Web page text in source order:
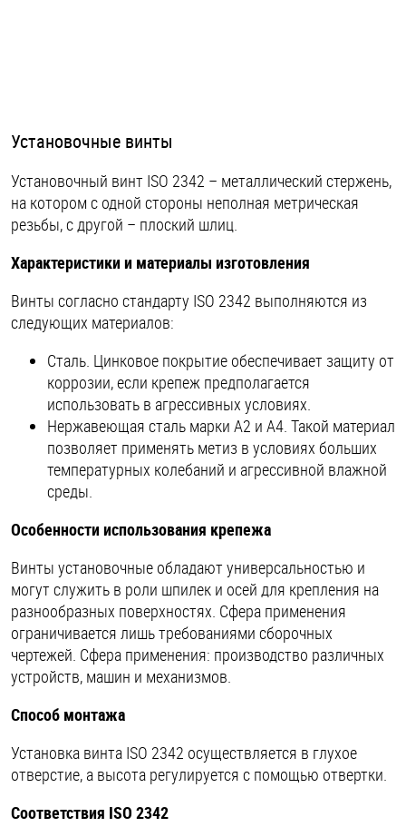
Шпильки
Шплинты
Штифты и пальцы
Установочные винты
Установочный винт ISO 2342 – металлический стержень,
на котором с одной стороны неполная метрическая
резьбы, с другой – плоский шлиц.
Характеристики и материалы изготовления
Винты согласно стандарту ISO 2342 выполняются из
следующих материалов:
Сталь. Цинковое покрытие обеспечивает защиту от
коррозии, если крепеж предполагается
использовать в агрессивных условиях.
Нержавеющая сталь марки А2 и А4. Такой материал
позволяет применять метиз в условиях больших
температурных колебаний и агрессивной влажной
среды.
Особенности использования крепежа
Винты установочные обладают универсальностью и
могут служить в роли шпилек и осей для крепления на
разнообразных поверхностях. Сфера применения
ограничивается лишь требованиями сборочных
чертежей. Сфера применения: производство различных
устройств, машин и механизмов.
Способ монтажа
Установка винта ISO 2342 осуществляется в глухое
отверстие, а высота регулируется с помощью отвертки.
Соответствия ISO 2342